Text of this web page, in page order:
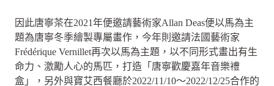
因此唐寧茶在2021年便邀請藝術家Allan Deas便以馬為主
題為唐寧冬季繪製專屬畫作，今年則邀請法國藝術家
Frédérique Vernillet再次以馬為主題，以不同形式畫出有生
命力、激勵人心的馬匹，打造「唐寧歡慶嘉年音樂禮
盒」，另外與寶艾西餐廳於2022/11/10～2022/12/25合作的